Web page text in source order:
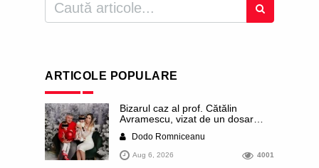
ARTICOLE POPULARE
Bizarul caz al prof. Cătălin
Avramescu, vizat de un dosar
infantilă”. Miroase a execuție
stalinistă. Cea mai imundă parte a
presei publică inclusiv documente
Dodo Romniceanu
Aug 6, 2026 4001